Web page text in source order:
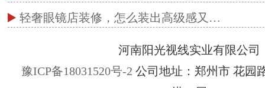
轻奢眼镜店装修，怎么装出高级感又…
河南阳光视线实业有限公司
豫ICP备18031520号-2 公司地址：郑州市 花园